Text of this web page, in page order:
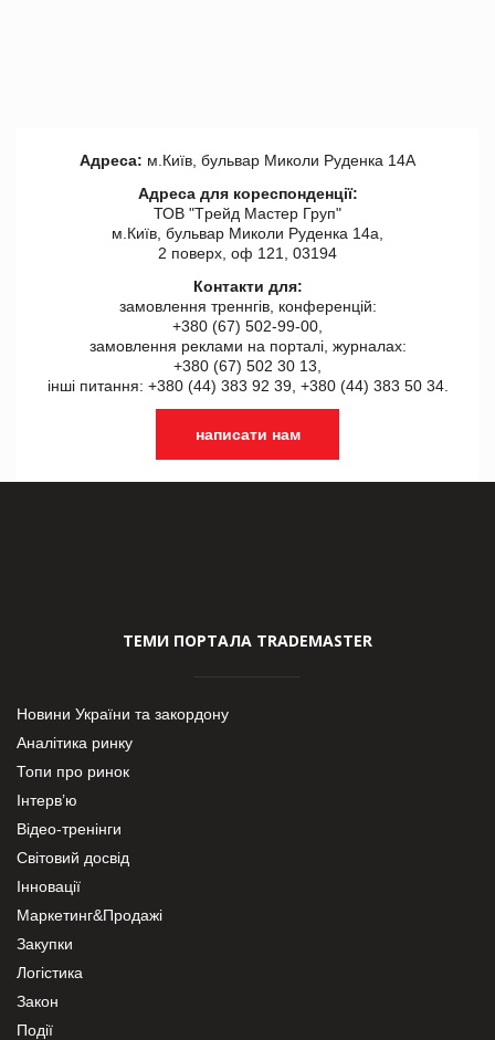
Адреса: м.Київ, бульвар Миколи Руденка 14А
Адреса для кореспонденції:
ТОВ "Tрейд Мастер Груп"
м.Київ, бульвар Миколи Руденка 14а,
2 поверх, оф 121, 03194
Контакти для:
замовлення треннгів, конференцій:
+380 (67) 502-99-00,
замовлення реклами на порталі, журналах:
+380 (67) 502 30 13,
інші питання: +380 (44) 383 92 39, +380 (44) 383 50 34.
написати нам
ТЕМИ ПОРТАЛА TRADEMASTER
Новини України та закордону
Аналітика ринку
Топи про ринок
Інтерв’ю
Відео-тренінги
Світовий досвід
Інновації
Маркетинг&Продажі
Закупки
Логістика
Закон
Події